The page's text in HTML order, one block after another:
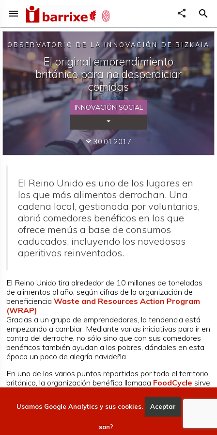
menu share search
OBSERVATORIO DE LA INNOVACIÓN DE BIZKAIA
El original emprendimiento
británico para no desperdiciar
comidas
INNOVACIÓN SOCIAL
Desplegar Categorías
wifi 30.01.2017
El Reino Unido es uno de los lugares en
los que más alimentos derrochan. Una
cadena local, gestionada por voluntarios,
abrió comedores benéficos en los que
ofrece menús a base de consumos
caducados, incluyendo los novedosos
aperitivos reinventados.
El Reino Unido tira alrededor de 10 millones de toneladas
de alimentos al año, según cifras de la organización de
beneficiencia Waste and Resources Action Program
(WRAP)
Gracias a un grupo de emprendedores, la tendencia está
empezando a cambiar. Mediante varias iniciativas para ir en
contra del derroche, no sólo sino que con sus comedores
benéficos también ayudan a los pobres, dándoles en esta
época un poco de alegría navideña.
En uno de los varios puntos repartidos por todo el territorio
británico, la organización benéfica llamada FoodCycle sirve
necesiten, muchos de los quienes tienen problemas de
salud o están en riesgo de aislamiento social. El menú
siempre es a base de alimentos antes condenados a la
basura. Los clientes habituales de la nueva hornada de
Usamos Google Analytics y sus cookies. Aceptar
son?